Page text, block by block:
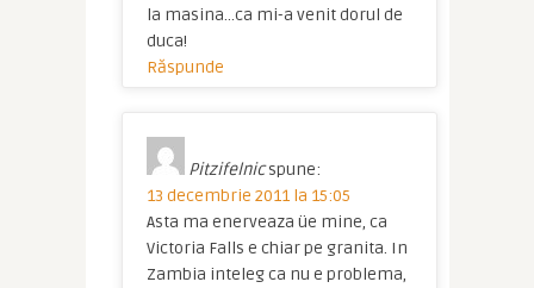
la masina…ca mi-a venit dorul de
duca!
Răspunde
Pitzifelnic spune:
13 decembrie 2011 la 15:05
Asta ma enerveaza üe mine, ca
Victoria Falls e chiar pe granita. In
Zambia inteleg ca nu e problema,